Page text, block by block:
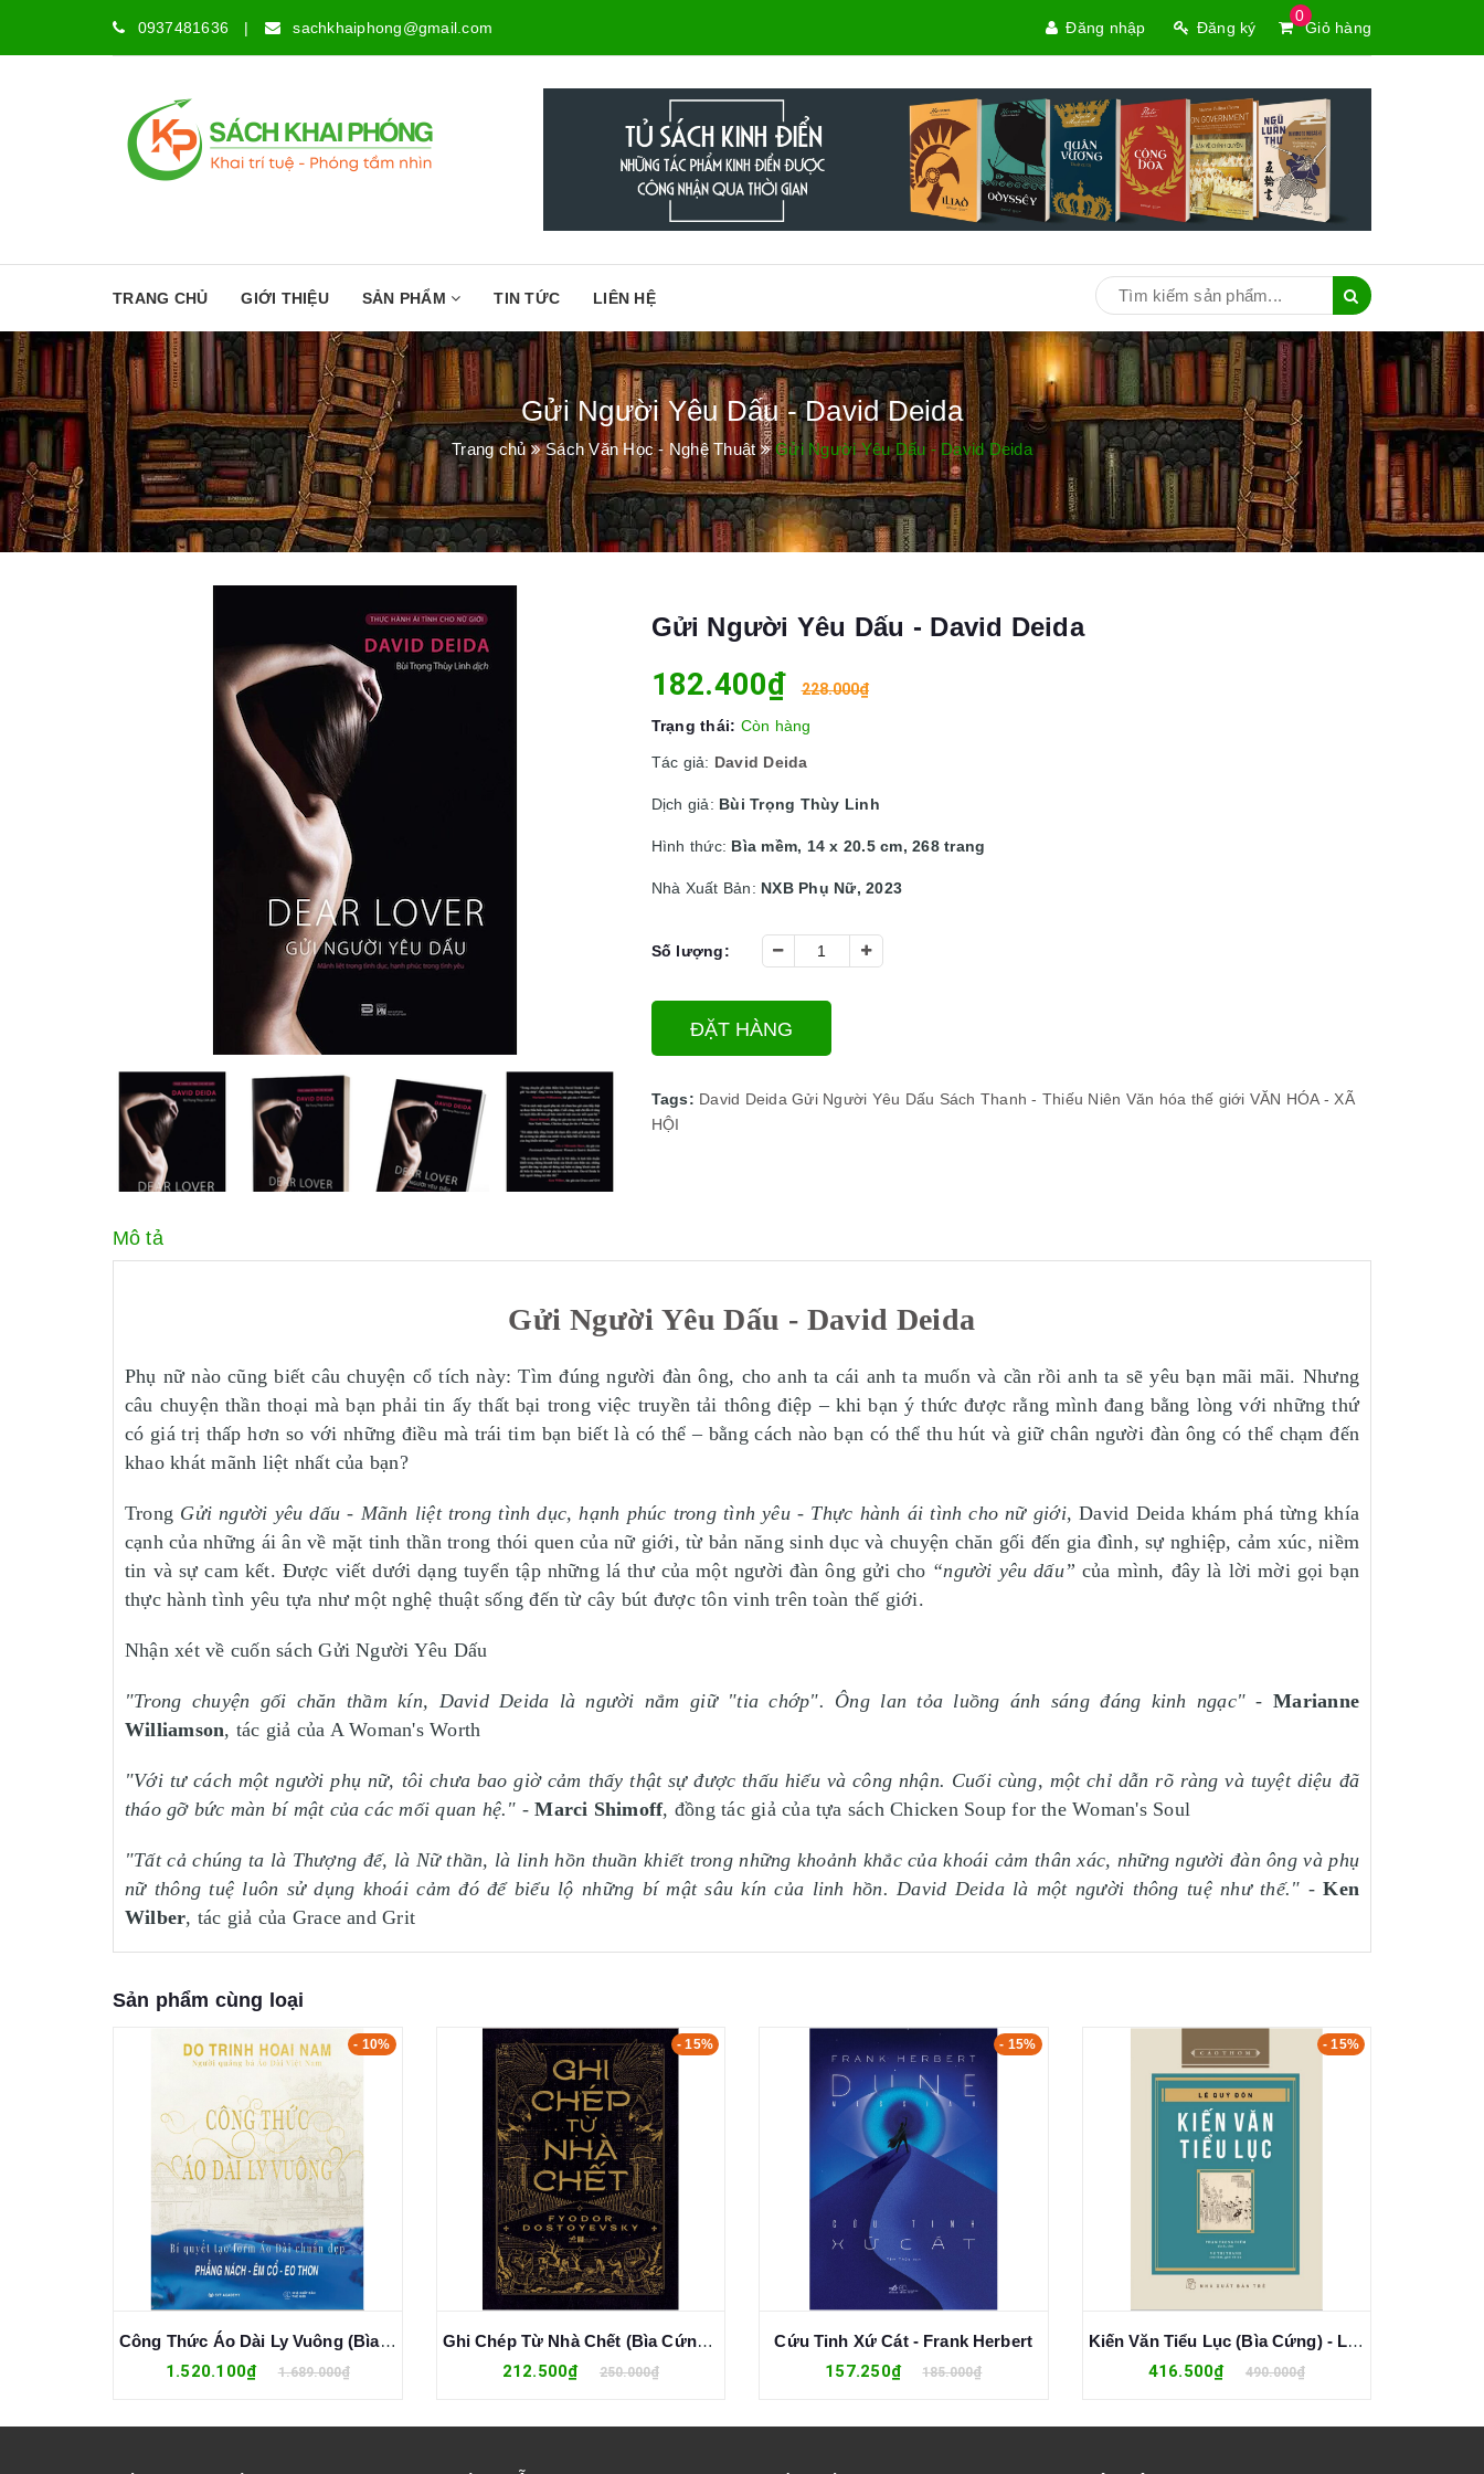
0937481636 | sachkhaiphong@gmail.com
0
Giỏ hàng
Đăng nhập Đăng ký
TRANG CHỦ GIỚI THIỆU SẢN PHẨM TIN TỨC LIÊN HỆ
Gửi Người Yêu Dấu - David Deida
Trang chủ Sách Văn Học - Nghệ Thuật Gửi Người Yêu Dấu - David Deida
Gửi Người Yêu Dấu - David Deida
182.400₫ 228.000₫
Trạng thái: Còn hàng
Tác giả: David Deida
Dịch giả: Bùi Trọng Thùy Linh
Hình thức: Bìa mềm, 14 x 20.5 cm, 268 trang
Nhà Xuất Bản: NXB Phụ Nữ, 2023
Số lượng:
ĐẶT HÀNG
Tags: David Deida Gửi Người Yêu Dấu Sách Thanh - Thiếu Niên Văn hóa thế giới VĂN HÓA - XÃ
HỘI
Mô tả
Gửi Người Yêu Dấu - David Deida
Phụ nữ nào cũng biết câu chuyện cổ tích này: Tìm đúng người đàn ông, cho anh ta cái anh ta muốn và cần rồi anh ta sẽ yêu bạn mãi mãi. Nhưng
câu chuyện thần thoại mà bạn phải tin ấy thất bại trong việc truyền tải thông điệp – khi bạn ý thức được rằng mình đang bằng lòng với những thứ
có giá trị thấp hơn so với những điều mà trái tim bạn biết là có thể – bằng cách nào bạn có thể thu hút và giữ chân người đàn ông có thể chạm đến
khao khát mãnh liệt nhất của bạn?
Trong Gửi người yêu dấu - Mãnh liệt trong tình dục, hạnh phúc trong tình yêu - Thực hành ái tình cho nữ giới, David Deida khám phá từng khía
cạnh của những ái ân về mặt tinh thần trong thói quen của nữ giới, từ bản năng sinh dục và chuyện chăn gối đến gia đình, sự nghiệp, cảm xúc, niềm
tin và sự cam kết. Được viết dưới dạng tuyển tập những lá thư của một người đàn ông gửi cho “người yêu dấu” của mình, đây là lời mời gọi bạn
thực hành tình yêu tựa như một nghệ thuật sống đến từ cây bút được tôn vinh trên toàn thế giới.
Nhận xét về cuốn sách Gửi Người Yêu Dấu
"Trong chuyện gối chăn thầm kín, David Deida là người nắm giữ "tia chớp". Ông lan tỏa luồng ánh sáng đáng kinh ngạc" -Marianne
Williamson, tác giả của A Woman's Worth
"Với tư cách một người phụ nữ, tôi chưa bao giờ cảm thấy thật sự được thấu hiểu và công nhận. Cuối cùng, một chỉ dẫn rõ ràng và tuyệt diệu đã
tháo gỡ bức màn bí mật của các mối quan hệ." -Marci Shimoff, đồng tác giả của tựa sách Chicken Soup for the Woman's Soul
"Tất cả chúng ta là Thượng đế, là Nữ thần, là linh hồn thuần khiết trong những khoảnh khắc của khoái cảm thân xác, những người đàn ông và phụ
nữ thông tuệ luôn sử dụng khoái cảm đó để biểu lộ những bí mật sâu kín của linh hồn. David Deida là một người thông tuệ như thế." -Ken
Wilber, tác giả của Grace and Grit
Sản phẩm cùng loại
- 10%
Công Thức Áo Dài Ly Vuông (Bìa Cứng) - Đỗ Trịnh Hoài Nam
1.520.100₫ 1.689.000₫
- 15%
Ghi Chép Từ Nhà Chết (Bìa Cứng) - Fyodor Dostoyevsky
212.500₫ 250.000₫
- 15%
Cứu Tinh Xứ Cát - Frank Herbert
157.250₫ 185.000₫
- 15%
Kiến Văn Tiểu Lục (Bìa Cứng) - Lê Quý Đôn
416.500₫ 490.000₫